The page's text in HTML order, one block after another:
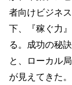
者向けビジネ
下、『稼ぐ力
る。成功の秘
と、ローカル
が見えてきた。